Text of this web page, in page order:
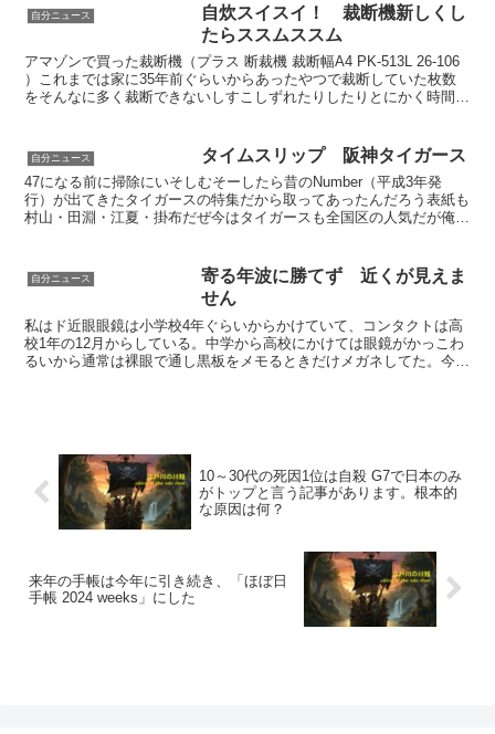
自分ニュース
自炊スイスイ！ 裁断機新しくし
たらススムススム
アマゾンで買った裁断機（プラス 断裁機 裁断幅A4 PK-513L 26-106
）これまでは家に35年前ぐらいからあったやつで裁断していた枚数
をそんなに多く裁断できないしすこしずれたりしたりとにかく時間が
自分ニュース タイムスリップ 阪神タイガース
47になる前に掃除にいそしむそーしたら昔のNumber（平成3年発
行）が出てきたタイガースの特集だから取ってあったんだろう表紙も
村山・田淵・江夏・掛布だぜ今はタイガースも全国区の人気だが俺が
自分ニュース
寄る年波に勝てず 近くが見えま
せん
私はド近眼眼鏡は小学校4年ぐらいからかけていて、コンタクトは高
校1年の12月からしている。中学から高校にかけては眼鏡がかっこわ
るいから通常は裸眼で通し黒板をメモるときだけメガネしてた。今は
10～30代の死因1位は自殺 G7で日本のみ
がトップと言う記事があります。根本的
な原因は何？
来年の手帳は今年に引き続き、「ほぼ日
手帳 2024 weeks」にした